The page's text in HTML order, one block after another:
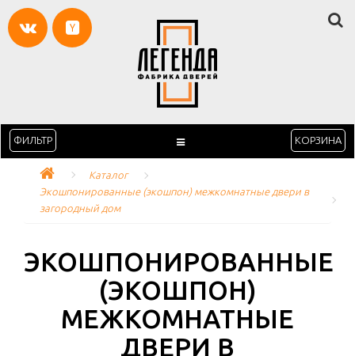
ФИЛЬТР КОРЗИНА
Каталог
Экошпонированные (экошпон) межкомнатные двери в
загородный дом
ЭКОШПОНИРОВАННЫЕ
(ЭКОШПОН)
МЕЖКОМНАТНЫЕ
ДВЕРИ В